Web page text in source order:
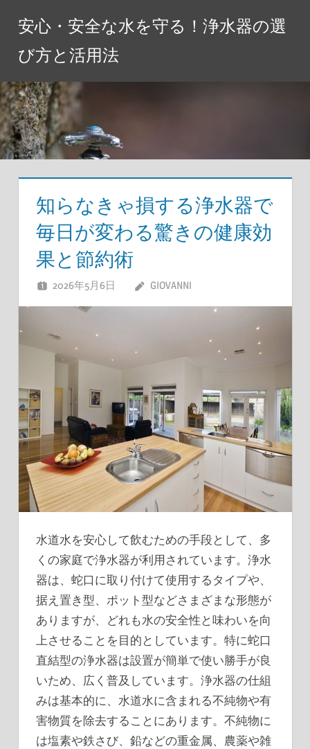
ツ
へ
ス
キ
安心・安全な水を守る！浄水器の選
び方と活用法
知らなきゃ損する浄水器で
毎日が変わる驚きの健康効
果と節約術
2026年5月6日 GIOVANNI
水道水を安心して飲むための手段として、多
くの家庭で浄水器が利用されています。 浄水
器は、蛇口に取り付けて使用するタイプや、
据え置き型、ポット型などさまざまな形態が
ありますが、どれも水の安全性と味わいを向
上させることを目的としています。特に蛇口
直結型の浄水器は設置が簡単で使い勝手が良
いため、広く普及しています。浄水器の仕組
みは基本的に、水道水に含まれる不純物や有
害物質を除去することにあります。不純物に
は塩素や鉄さび、鉛などの重金属、農薬や雑